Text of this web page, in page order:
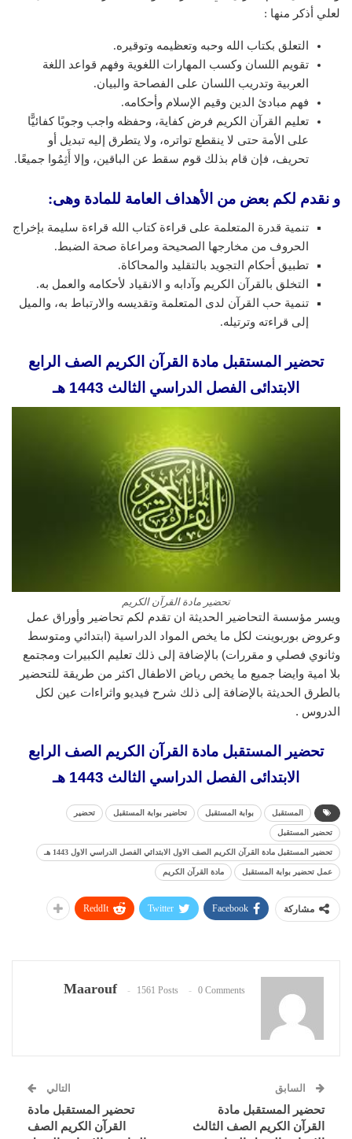
لعلي أذكر منها :
التعلق بكتاب الله وحبه وتعظيمه وتوقيره.
تقويم اللسان وكسب المهارات اللغوية وفهم قواعد اللغة
العربية وتدريب اللسان على الفصاحة والبيان.
فهم مبادئ الدين وقيم الإسلام وأحكامه.
تعليم القرآن الكريم فرض كفاية، وحفظه واجب وجوبًا كفائيًّا
على الأمة حتى لا ينقطع تواتره، ولا يتطرق إليه تبديل أو
تحريف، فإن قام بذلك قوم سقط عن الباقين، وإلا أَثِمُوا جميعًا.
و نقدم لكم بعض من الأهداف العامة للمادة وهى:
تنمية قدرة المتعلمة على قراءة كتاب الله قراءة سليمة بإخراج
الحروف من مخارجها الصحيحة ومراعاة صحة الضبط.
تطبيق أحكام التجويد بالتقليد والمحاكاة.
التخلق بالقرآن الكريم وآدابه و الانقياد لأحكامه والعمل به.
تنمية حب القرآن لدى المتعلمة وتقديسه والارتباط به، والميل
إلى قراءته وترتيله.
تحضير المستقبل مادة القرآن الكريم الصف الرابع
الابتدائى الفصل الدراسي الثالث 1443 هـ
تحضير مادة القرآن الكريم
ويسر مؤسسة التحاضير الحديثة ان تقدم لكم تحاضير وأوراق عمل
وعروض بوربوينت لكل ما يخص المواد الدراسية (ابتدائي ومتوسط
وثانوي فصلي و مقررات) بالإضافة إلى ذلك تعليم الكبيرات ومجتمع
بلا امية وايضا جميع ما يخص رياض الاطفال اكثر من طريقة للتحضير
بالطرق الحديثة بالإضافة إلى ذلك شرح فيديو واثراءات عين لكل
الدروس .
تحضير المستقبل مادة القرآن الكريم الصف الرابع
الابتدائى الفصل الدراسي الثالث 1443 هـ
المستقبل بوابة المستقبل تحاضير بوابة المستقبل تحضير
تحضير المستقبل
تحضير المستقبل مادة القرآن الكريم الصف الاول الابتدائي الفصل الدراسي الاول 1443 هـ
عمل تحضير بوابة المستقبل مادة القرآن الكريم
مشاركة Facebook
Twitter
ReddIt
Maarouf 1561 Posts 0 Comments
السابق
تحضير المستقبل مادة
القرآن الكريم الصف الثالث
التالي
تحضير المستقبل مادة
القرآن الكريم الصف